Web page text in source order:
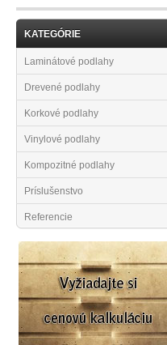
KATEGÓRIE
Laminátové podlahy
Drevené podlahy
Korkové podlahy
Vinylové podlahy
Kompozitné podlahy
Príslušenstvo
Referencie